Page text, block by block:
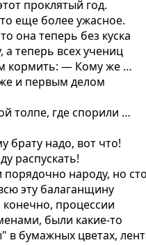
проклятый год.
еще более ужасное.
она теперь без куска
теперь всех учениц
кормить: — Кому же …
и первым делом
толпе, где спорили …
надо, вот что!
распускать!
народу, но
эту балаганщину
процессии
были какие-то
в бумажных цветах,